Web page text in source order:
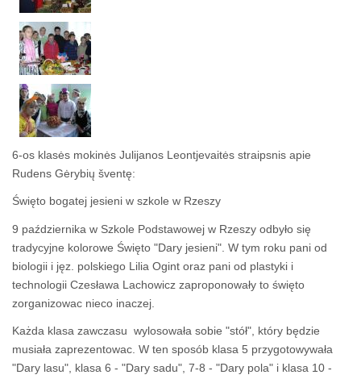
6-os klasės mokinės Julijanos Leontjevaitės straipsnis apie
Rudens Gėrybių šventę:
Święto bogatej jesieni w szkole w Rzeszy
9 października w Szkole Podstawowej w Rzeszy odbyło się
tradycyjne kolorowe Święto "Dary jesieni". W tym roku pani od
biologii i jęz. polskiego Lilia Ogint oraz pani od plastyki i
technologii Czesława Lachowicz zaproponowały to święto
zorganizowac nieco inaczej.
Każda klasa zawczasu wylosowała sobie "stół", który będzie
musiała zaprezentowac. W ten sposób klasa 5 przygotowywała
"Dary lasu", klasa 6 - "Dary sadu", 7-8 - "Dary pola" i klasa 10 -